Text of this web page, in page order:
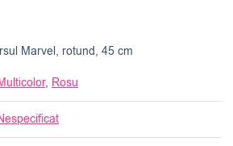
Marvel, rotund, 45 cm
, Rosu